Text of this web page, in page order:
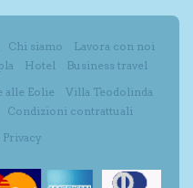
Chi siamo
Lavora con noi
Hotel
Business travel
alle Eolie
Villa Teodolinda
Condizioni contrattuali